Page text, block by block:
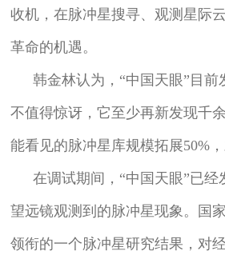
收机，在脉冲星搜寻、观测星际
革命的机遇。
韩金林认为，“中国天眼”目前
不值得惊讶，它至少再新发现千
能看见的脉冲星库规模拓展50%，
在调试期间，“中国天眼”已经
望远镜观测到的脉冲星现象。国
领衔的一个脉冲星研究结果，对